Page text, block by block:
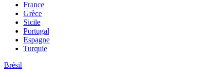
France
Grèce
Sicile
Portugal
Espagne
Turquie
Brésil